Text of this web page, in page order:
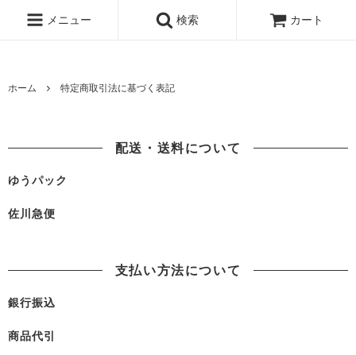
メニュー
検索 カート
ホーム 特定商取引法に基づく表記
配送・送料について
ゆうパック
佐川急便
支払い方法について
銀行振込
商品代引